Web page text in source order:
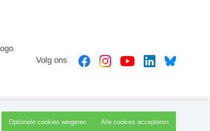
Volg ons
Disclaimer en privacyverklaring
Optionele cookies weigeren Alle cookies accepteren